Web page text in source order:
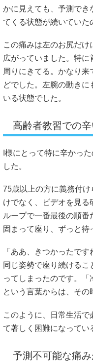
かに見えても、予測でき
てくる状態が続いていた
この痛みは左のお尻だ
広がっていました。特
周りにきてる。かなり
どでした。左腕の動き
いる状態でした。
高齢者教習での
I様にとって特に辛かっ
した。
75歳以上の方に義務付
けでなく、ビデオを見
ループで一番最後の順
固まって座り、ずっと待
「ああ、きつかったで
同じ姿勢で座り続けるこ
ってしまったのです。「
という言葉からは、その
このように、日常生活
て著しく困難になってい
予測不可能な痛